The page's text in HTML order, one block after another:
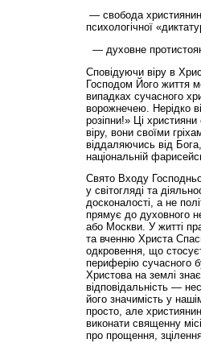
— свобода
психологічної
— духовне
Сповідуючи віру в
Господом Його життя
випадках сучасного
ворожнечею. Нерідко
розіпни!» Ці
віру, вони своїми
віддаляючись від
національній
Свято Входу
у світогляді та
досконалості, а не
прямує до духовного
або Москви. У житті
та вченню Христа
одкровення, що
периферію сучасного
Христова на землі
відповідальність —
його значимість у
просто, але
виконати священну
про прощення,